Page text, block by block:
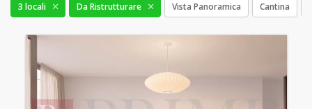
3 locali Da Ristrutturare Vista Panoramica Cantina